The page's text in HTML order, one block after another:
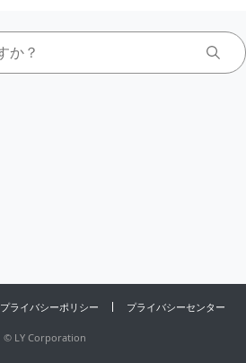
プライバシーポリシー プライバシーセンター
© LY Corporation